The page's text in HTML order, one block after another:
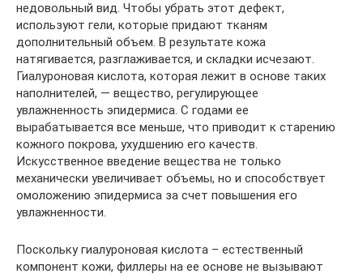
недовольный вид. Чтобы убрать этот дефект,
используют гели, которые придают тканям
дополнительный объем. В результате кожа
натягивается, разглаживается, и складки исчезают.
Гиалуроновая кислота, которая лежит в основе таких
наполнителей, — вещество, регулирующее
увлажненность эпидермиса. С годами ее
вырабатывается все меньше, что приводит к старению
кожного покрова, ухудшению его качеств.
Искусственное введение вещества не только
механически увеличивает объемы, но и способствует
омоложению эпидермиса за счет повышения его
увлажненности.
Поскольку гиалуроновая кислота – естественный
компонент кожи, филлеры на ее основе не вызывают